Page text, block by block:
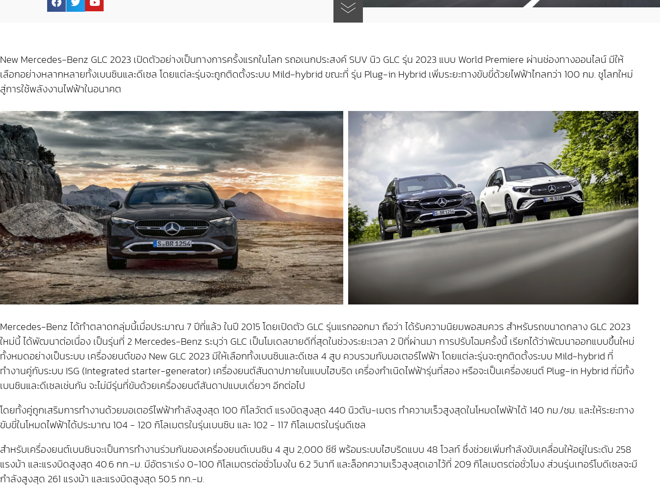
New Mercedes-Benz GLC 2023 เปิดตัวอย่างเป็นทางการครั้งแรกในโลก รถอเนกประสงค์ SUV นิว GLC รุ่น 2023 แบบ World Premiere ผ่านช่องทางออนไลน์ มีให้
เลือกอย่างหลากหลายทั้งเบนซินและดีเซล โดยแต่ละรุ่นจะถูกติดตั้งระบบ Mild-hybrid ขณะที่ รุ่น Plug-in Hybrid เพิ่มระยะทางขับขี่ด้วยไฟฟ้าไกลกว่า 100 กม. ชูโลกใหม่
สู่การใช้พลังงานไฟฟ้าในอนาคต
Mercedes-Benz ได้ทำตลาดกลุ่มนี้เมื่อประมาณ 7 ปีที่แล้ว ในปี 2015 โดยเปิดตัว GLC รุ่นแรกออกมา ถือว่า ได้รับความนิยมพอสมควร สำหรับรถขนาดกลาง GLC 2023
ใหม่นี้ ได้พัฒนาต่อเนื่อง เป็นรุ่นที่ 2 Mercedes-Benz ระบุว่า GLC เป็นโมเดลขายดีที่สุดในช่วงระยะเวลา 2 ปีที่ผ่านมา การปรับโฉมครั้งนี้ เรียกได้ว่าพัฒนาออกแบบขึ้นใหม่
ทั้งหมดอย่างเป็นระบบ เครื่องยนต์ของ New GLC 2023 มีให้เลือกทั้งเบนซินและดีเซล 4 สูบ ควบรวมกับมอเตอร์ไฟฟ้า โดยแต่ละรุ่นจะถูกติดตั้งระบบ Mild-hybrid ที่
ทำงานคู่กับระบบ ISG (Integrated starter-generator) เครื่องยนต์สันดาปภายในแบบไฮบริด เครื่องกำเนิดไฟฟ้ารุ่นที่สอง หรือจะเป็นเครื่องยนต์ Plug-in Hybrid ที่มีทั้ง
เบนซินและดีเซลเช่นกัน จะไม่มีรุ่นที่ขับด้วยเครื่องยนต์สันดาปแบบเดี่ยวๆ อีกต่อไป
โดยทั้งคู่ถูกเสริมการทำงานด้วยมอเตอร์ไฟฟ้ากำลังสูงสุด 100 กิโลวัตต์ แรงบิดสูงสุด 440 นิวตัน-เมตร ทำความเร็วสูงสุดในโหมดไฟฟ้าได้ 140 กม./ชม. และให้ระยะทาง
ขับขี่ในโหมดไฟฟ้าได้ประมาณ 104 - 120 กิโลเมตรในรุ่นเบนซิน และ 102 - 117 กิโลเมตรในรุ่นดีเซล
สำหรับเครื่องยนต์เบนซินจะเป็นการทำงานร่วมกันของเครื่องยนต์เบนซิน 4 สูบ 2,000 ซีซี พร้อมระบบไฮบริดแบบ 48 โวลท์ ซึ่งช่วยเพิ่มกำลังขับเคลื่อนให้อยู่ในระดับ 258
แรงม้า และแรงบิดสูงสุด 40.6 กก.-ม. มีอัตราเร่ง 0-100 กิโลเมตรต่อชั่วโมงใน 6.2 วินาที และล็อกความเร็วสูงสุดเอาไว้ที่ 209 กิโลเมตรต่อชั่วโมง ส่วนรุ่นเทอร์โบดีเซลจะมี
กำลังสูงสุด 261 แรงม้า และแรงบิดสูงสุด 50.5 กก.-ม.